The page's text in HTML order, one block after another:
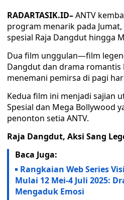
RADARTASIK.ID–ANTV
program menarik pada Jumat,
spesial Raja Dangdut hingga
Dua film unggulan—film
Dangdut dan drama
menemani pemirsa di pagi
Kedua film ini menjadi sajian
Spesial dan Mega Bollywood
penonton setia ANTV.
Raja Dangdut, Aksi Sang
Baca Juga:
Rangkaian Web Series
Mulai 12 Mei-4 Juli 2025:
Mengaduk Emosi